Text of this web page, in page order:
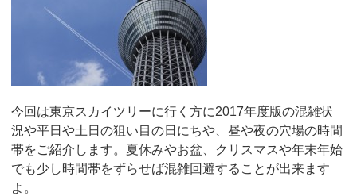
今回は東京スカイツリーに行く方に2017年度版の混雑状
況や平日や土日の狙い目の日にちや、昼や夜の穴場の時間
帯をご紹介します。夏休みやお盆、クリスマスや年末年始
でも少し時間帯をずらせば混雑回避することが出来ます
よ。